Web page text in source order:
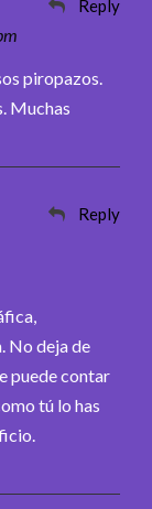
Reply
piropazos.
Muchas
Reply
No deja de
puede contar
tú lo has